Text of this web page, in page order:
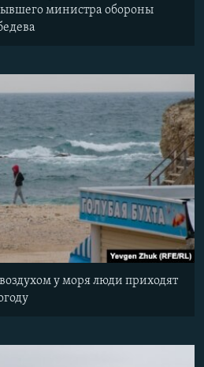
министра обороны
у моря люди приходят